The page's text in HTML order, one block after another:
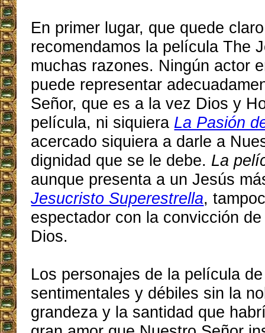
En primer lugar, que quede
recomendamos la película The
muchas razones. Ningún actor
puede representar
Señor, que es a la vez Dios y
película, ni siquiera La Pasión
acercado siquiera a darle a
dignidad que se le debe. La
aunque presenta a un Jesús
Jesucristo Superestrella,
espectador con la convicción
Dios.
Los personajes de la película
sentimentales y débiles sin la
grandeza y la santidad que